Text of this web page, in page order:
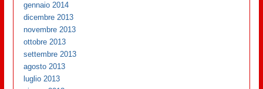
gennaio 2014
dicembre 2013
novembre 2013
ottobre 2013
settembre 2013
agosto 2013
luglio 2013